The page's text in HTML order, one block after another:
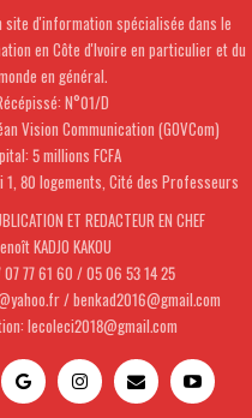
d'information spécialisée dans le
en Côte d'Ivoire en particulier et du
en général.
N°01/D
Vision Communication (GOVCom)
5 millions FCFA
1, 80 logements, Cité des Professeurs
ET REDACTEUR EN CHEF
KADJO KAKOU
07 77 61 60 / 05 06 53 14 25
/ benkad2016@gmail.com
lecoleci2018@gmail.com